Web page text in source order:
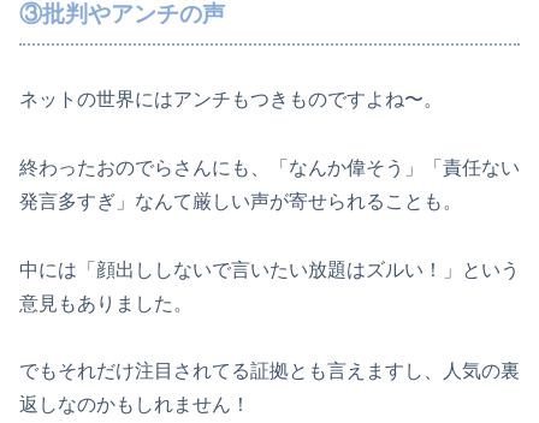
③批判やアンチの声
ネットの世界にはアンチもつきものですよね〜。
終わったおのでらさんにも、「なんか偉そう」「責任ない
発言多すぎ」なんて厳しい声が寄せられることも。
中には「顔出ししないで言いたい放題はズルい！」という
意見もありました。
でもそれだけ注目されてる証拠とも言えますし、人気の裏
返しなのかもしれません！